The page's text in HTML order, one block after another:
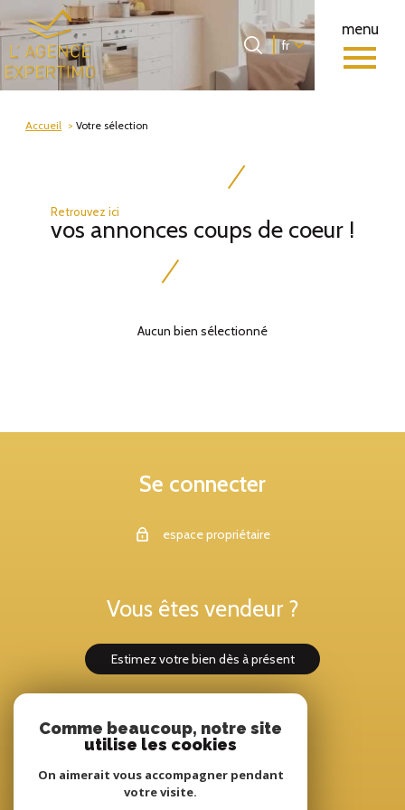
menu
Langue
fr
Accueil
Accueil Votre sélection
Retrouvez ici
vos annonces coups de coeur !
Aucun bien sélectionné
Se connecter
espace propriétaire
Vous êtes vendeur ?
estimez votre bien dès à présent
Adhérents
Comme beaucoup, notre site
utilise les cookies
On aimerait vous accompagner pendant
votre visite.